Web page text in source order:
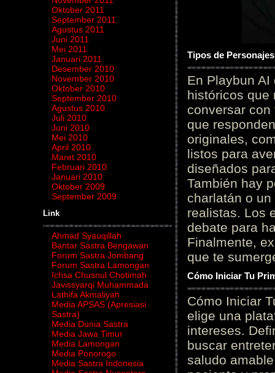
Oktober 2011
September 2011
Agustus 2011
Juni 2011
Mei 2011
Januari 2011
Desember 2010
November 2010
Oktober 2010
September 2010
Agustus 2010
Juli 2010
Juni 2010
Mei 2010
April 2010
Maret 2010
Februari 2010
Januari 2010
Oktober 2009
September 2009
Link
Ahmad Syauqillah
Bantar Sastra Bengawan
Forum Sastra Jombang
Forum Sastra Lamongan
Ichsa Chusnul Chotimah
Javissyarqi Muhammada
Lathifa Akmaliyah
Media APSAS (Apresiasi
Sastra)
Media Dunia Sastra
Media Jawa Timur
Media Lamongan
Media Ponorogo
Media Sastra Indonesia
Tipos de
En Playbun
históricos que
conversar
que
originales,
listos para
diseñados
También hay
charlatán o
realistas. Los
debate para
Finalmente,
que te
Cómo Iniciar Tu
Cómo Iniciar
elige una
intereses.
buscar
saludo